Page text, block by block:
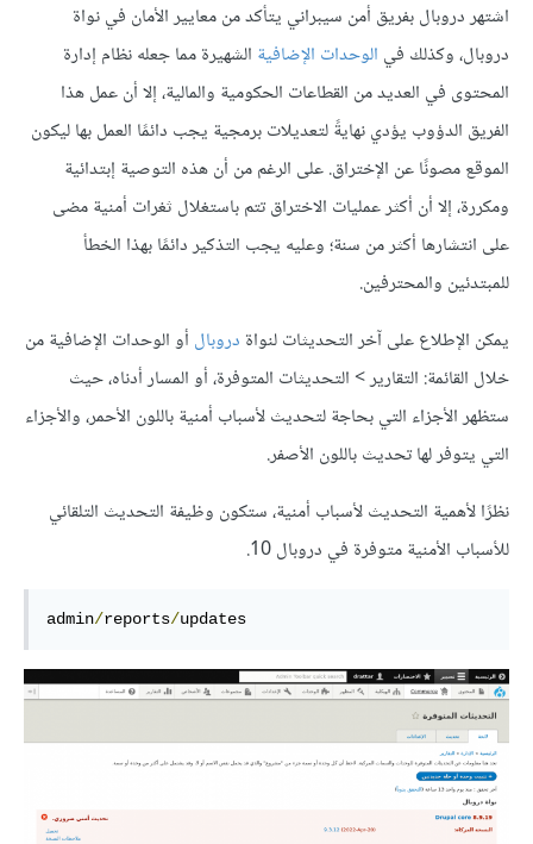
اشتهر دروبال بفريق أمن سيبراني يتأكد من معايير الأمان في نواة
دروبال، وكذلك في الوحدات الإضافية الشهيرة مما جعله نظام إدارة
المحتوى في العديد من القطاعات الحكومية والمالية، إلا أن عمل هذا
الفريق الدؤوب يؤدي نهايةً لتعديلات برمجية يجب دائمًا العمل بها ليكون
الموقع مصونًا عن الإختراق. على الرغم من أن هذه التوصية إبتدائية
ومكررة، إلا أن أكثر عمليات الاختراق تتم باستغلال ثغرات أمنية مضى
على انتشارها أكثر من سنة؛ وعليه يجب التذكير دائمًا بهذا الخطأ
للمبتدئين والمحترفين.
يمكن الإطلاع على آخر التحديثات لنواة دروبال أو الوحدات الإضافية من
خلال القائمة: التقارير > التحديثات المتوفرة، أو المسار أدناه، حيث
ستظهر الأجزاء التي بحاجة لتحديث لأسباب أمنية باللون الأحمر، والأجزاء
التي يتوفر لها تحديث باللون الأصفر.
نظرًا ﻷهمية التحديث لأسباب أمنية، ستكون وظيفة التحديث التلقائي
للأسباب الأمنية متوفرة في دروبال 10.
admin/reports/updates